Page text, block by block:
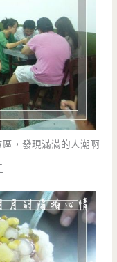
，發現滿滿的人潮啊